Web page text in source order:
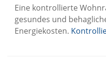
Eine kontrollierte
gesundes und
Energiekosten.